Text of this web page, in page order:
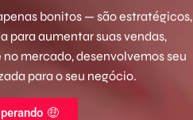
bonitos — são estratégicos,
para aumentar suas vendas,
mercado, desenvolvemos seu
para o seu negócio.
🤑